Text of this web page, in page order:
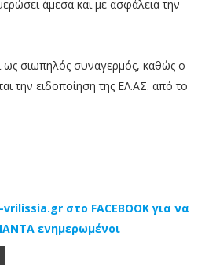
άμεσα και με ασφάλεια την
ως σιωπηλός συναγερμός, καθώς ο
την ειδοποίηση της ΕΛ.ΑΣ. από το
στο FACEBOOK για να
ενημερωμένοι